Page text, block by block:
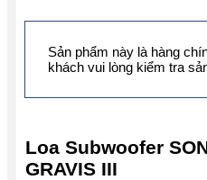
Loa Subwoofer
GRAVIS III
Sản phẩm này là hàng
khách vui lòng kiểm tra